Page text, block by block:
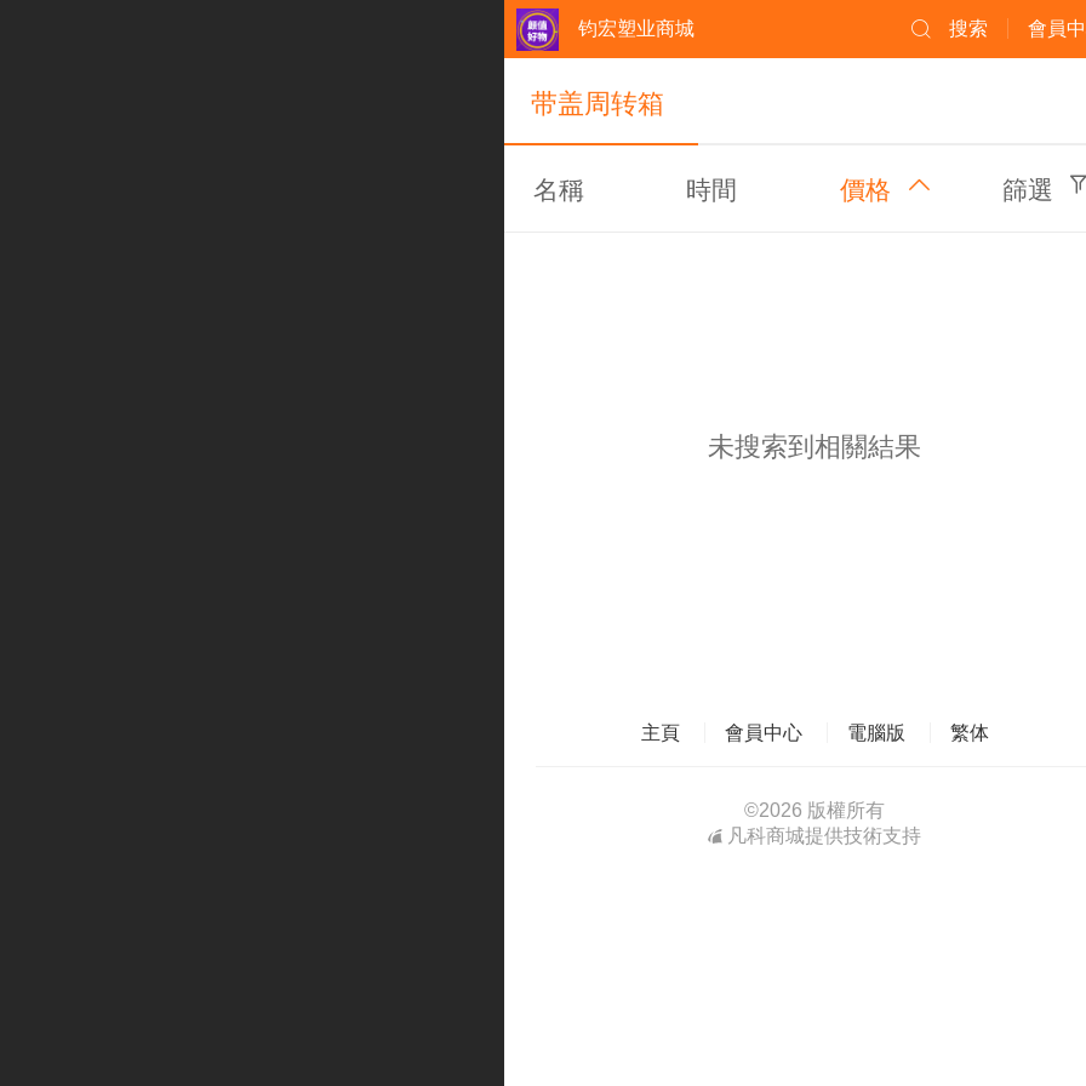
钧宏塑业商城 會員
搜索
带盖周转箱
名稱 時間 價格 篩選
未搜索到相關結果
主頁 會員中心 電腦版 繁体
©2026 版權所有
凡科商城提供技術支持